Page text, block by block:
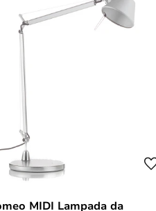
MIDI Lampada da